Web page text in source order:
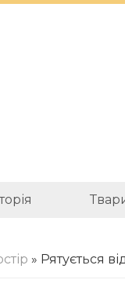
» Рятується